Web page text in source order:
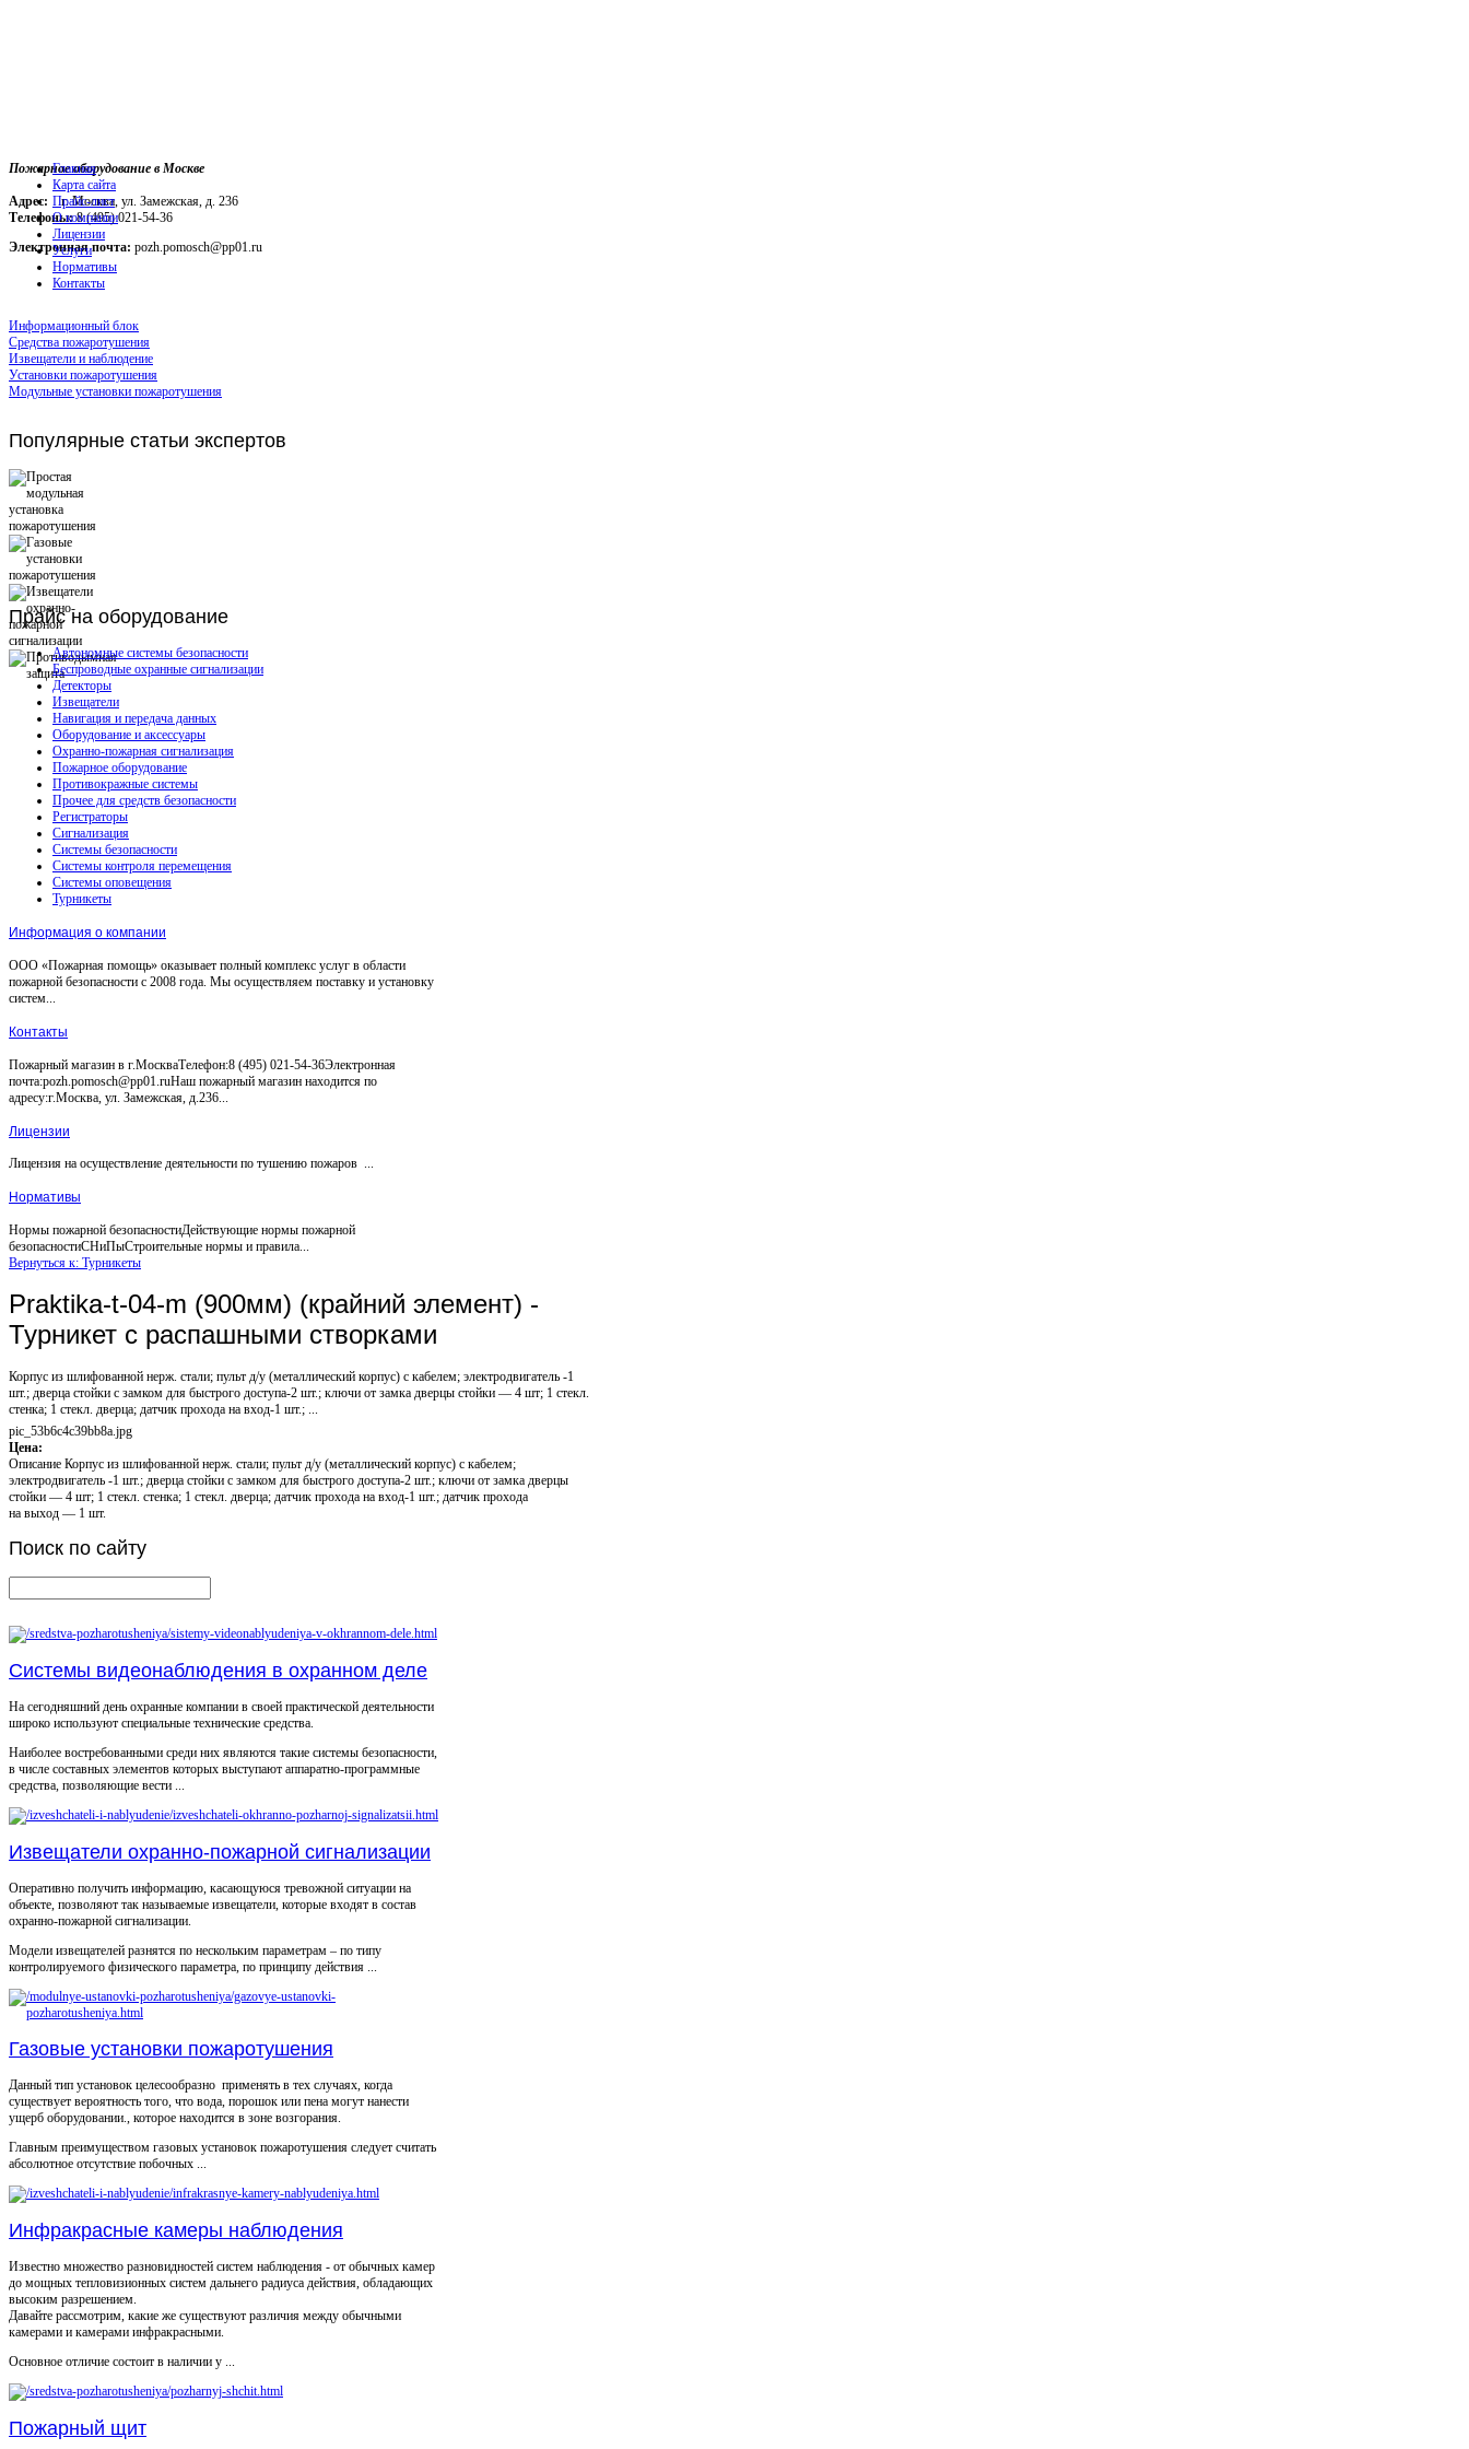
Пожарное оборудование в Москве
Адрес: г. Москва, ул. Замежская, д. 236
Телефоны:8 (495) 021-54-36
Электронная почта: pozh.pomosch@pp01.ru
Главная
Карта сайта
Прайс-лист
О компании
Лицензии
Услуги
Нормативы
Контакты
Информационный блок
Средства пожаротушения
Извещатели и наблюдение
Установки пожаротушения
Модульные установки пожаротушения
Популярные статьи экспертов
Прайсна оборудование
Автономные системы безопасности
Беспроводные охранные сигнализации
Детекторы
Извещатели
Навигация и передача данных
Оборудование и аксессуары
Охранно-пожарная сигнализация
Пожарное оборудование
Противокражные системы
Прочее для средств безопасности
Регистраторы
Сигнализация
Системы безопасности
Системы контроля перемещения
Системы оповещения
Турникеты
Информация о компании
ООО «Пожарная помощь» оказывает полный комплекс услуг в области
пожарной безопасности с 2008 года. Мы осуществляем поставку и установку
систем...
Контакты
Пожарный магазин в г.МоскваТелефон:8 (495) 021-54-36Электронная
почта:pozh.pomosch@pp01.ruНаш пожарный магазин находится по
адресу:г.Москва, ул. Замежская, д.236...
Лицензии
Лицензия на осуществление деятельности по тушению пожаров ...
Нормативы
Нормы пожарной безопасностиДействующие нормы пожарной
безопасностиСНиПыСтроительные нормы и правила...
Вернуться к: Турникеты
Praktika-t-04-m (900мм) (крайний элемент) -
Турникет с распашными створками
Корпус из шлифованной нерж. стали; пульт д/у (металлический корпус) с кабелем; электродвигатель -1
шт.; дверца стойки с замком для быстрого доступа-2 шт.; ключи от замка дверцы стойки — 4 шт; 1 стекл.
стенка; 1 стекл. дверца; датчик прохода на вход-1 шт.; ...
pic_53b6c4c39bb8a.jpg
Цена:
Описание Корпус из шлифованной нерж. стали; пульт д/у (металлический корпус) с кабелем;
электродвигатель -1 шт.; дверца стойки с замком для быстрого доступа-2 шт.; ключи от замка дверцы
стойки — 4 шт; 1 стекл. стенка; 1 стекл. дверца; датчик прохода на вход-1 шт.; датчик прохода
на выход — 1 шт.
Поиск по сайту
Системы видеонаблюдения в охранном деле
На сегодняшний день охранные компании в своей практической деятельности
широко используют специальные технические средства.
Наиболее востребованными среди них являются такие системы безопасности,
в числе составных элементов которых выступают аппаратно-программные
средства, позволяющие вести ...
Извещатели охранно-пожарной сигнализации
Оперативно получить информацию, касающуюся тревожной ситуации на
объекте, позволяют так называемые извещатели, которые входят в состав
охранно-пожарной сигнализации.
Модели извещателей разнятся по нескольким параметрам – по типу
контролируемого физического параметра, по принципу действия ...
Газовые установки пожаротушения
Данный тип установок целесообразно применять в тех случаях, когда
существует вероятность того, что вода, порошок или пена могут нанести
ущерб оборудовании., которое находится в зоне возгорания.
Главным преимуществом газовых установок пожаротушения следует считать
абсолютное отсутствие побочных ...
Инфракрасные камеры наблюдения
Известно множество разновидностей систем наблюдения - от обычных камер
до мощных тепловизионных систем дальнего радиуса действия, обладающих
высоким разрешением.
Давайте рассмотрим, какие же существуют различия между обычными
камерами и камерами инфракрасными.
Основное отличие состоит в наличии у ...
Пожарный щит